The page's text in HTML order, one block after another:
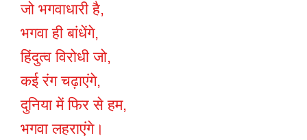
जो भगवाधारी है,
भगवा ही बांधेंगे,
हिंदुत्व विरोधी जो,
कई रंग चढ़ाएंगे,
दुनिया में फिर से हम,
भगवा लहराएंगे।